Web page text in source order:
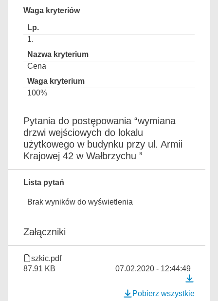
Waga kryteriów
1.
Cena
100%
Pytania do postępowania “wymiana
drzwi wejściowych do lokalu
użytkowego w budynku przy ul. Armii
Krajowej 42 w Wałbrzychu ”
Lista pytań
Brak wyników do wyświetlenia
Załączniki
szkic.pdf
87.91 KB
07.02.2020 - 12:44:49
Pobierz wszystkie